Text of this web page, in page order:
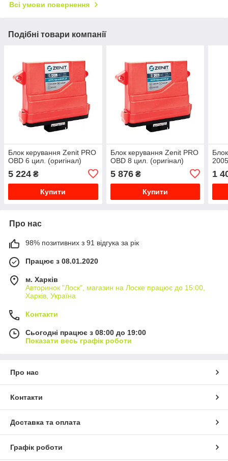
Всі умови повернення
Подібні товари компанії
Блок керування Zenit PRO
OBD 6 цил. (оригінал)
5 224 ₴
Купити
Блок керування Zenit PRO
OBD 8 цил. (оригінал)
5 876₴
Купити
1
Про нас
98% позитивних з 91 відгука за рік
Працює з 08.01.2020
м. Харків
Авторинок "Лоск", магазин на Лоске працює до 15:00,
Харків, Україна
Контакти
Сьогодні працює з 08:00 до 19:00
Показати весь графік роботи
Про нас
Контакти
Доставка та оплата
Графік роботи